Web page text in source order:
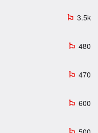
emoji_flags 3.5k
emoji_flags 480
emoji_flags 470
emoji_flags 600